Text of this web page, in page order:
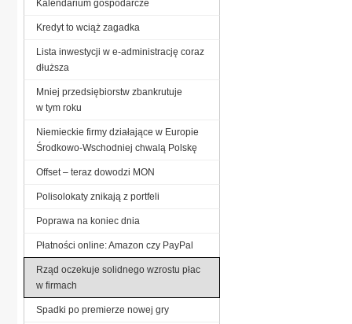
Kalendarium gospodarcze
Kredyt to wciąż zagadka
Lista inwestycji w e-administrację coraz
dłuższa
Mniej przedsiębiorstw zbankrutuje
w tym roku
Niemieckie firmy działające w Europie
Środkowo-Wschodniej chwalą Polskę
Offset – teraz dowodzi MON
Polisolokaty znikają z portfeli
Poprawa na koniec dnia
Płatności online: Amazon czy PayPal
Rząd oczekuje solidnego wzrostu płac
w firmach
Spadki po premierze nowej gry